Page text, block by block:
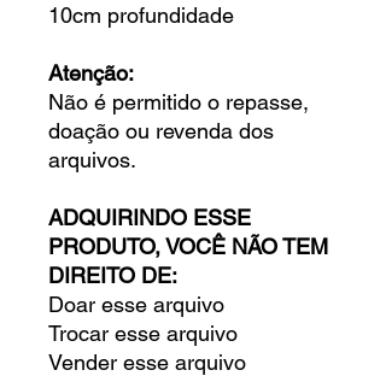
10cm profundidade
Atenção:
Não é permitido o repasse,
doação ou revenda dos
arquivos.
ADQUIRINDO ESSE
PRODUTO, VOCÊ NÃO TEM
DIREITO DE:
Doar esse arquivo
Trocar esse arquivo
Vender esse arquivo